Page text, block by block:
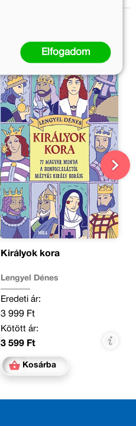
Királyok kora
Lengyel Dénes
Eredeti ár:
3 999 Ft
Kötött ár:
3 599 Ft
Kosárba
Elfogadom